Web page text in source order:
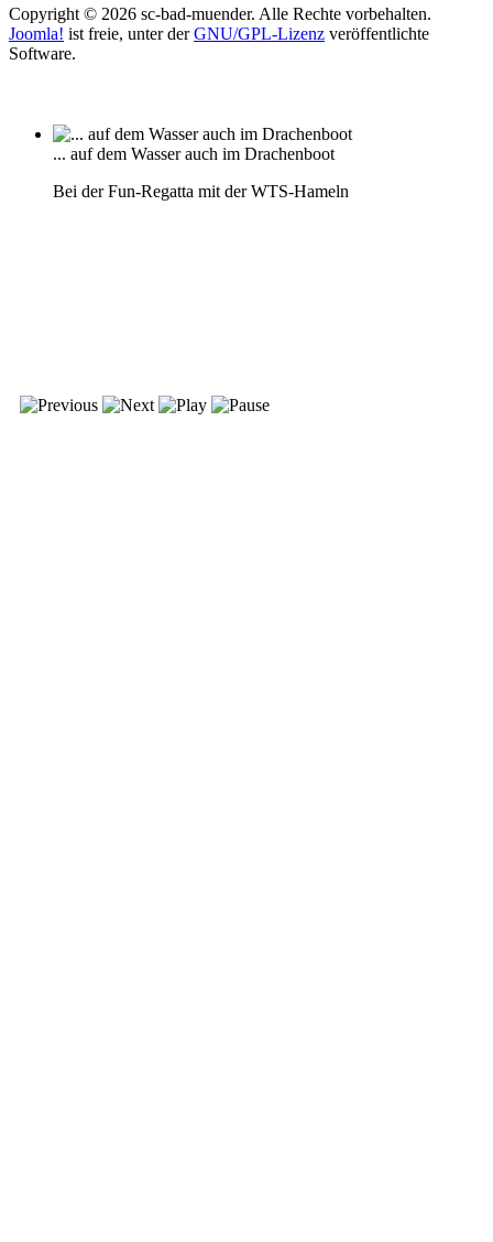
... auf dem Wasser auch im Drachenboot
Bei der Fun-Regatta mit der WTS-Hameln
Copyright © 2026 sc-bad-muender. Alle Rechte vorbehalten.
Joomla! ist freie, unter derGNU/GPL-Lizenz veröffentlichte
Software.